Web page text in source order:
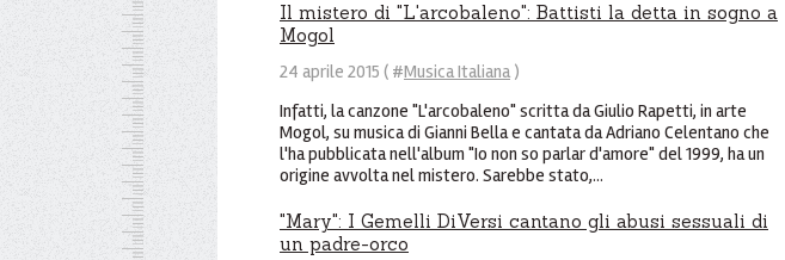
Il mistero di "L'arcobaleno": Battisti la detta in sogno a
Mogol
24 aprile 2015 ( #Musica Italiana )
Infatti, la canzone "L'arcobaleno" scritta da Giulio Rapetti, in arte
Mogol, su musica di Gianni Bella e cantata da Adriano Celentano che
l'ha pubblicata nell'album "Io non so parlar d'amore" del 1999, ha un
origine avvolta nel mistero. Sarebbe stato,...
"Mary": I Gemelli DiVersi cantano gli abusi sessuali di
un padre-orco